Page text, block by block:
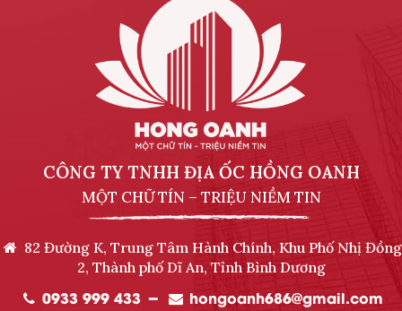
CÔNG TY TNHH ĐỊA ỐC HỒNG OANH
MỘT CHỮ TÍN – TRIỆU NIỀM TIN
82 Đường K, Trung Tâm Hành Chính, Khu Phố Nhị Đồng
2, Thành phố Dĩ An, Tỉnh Bình Dương
0933 999 433 ━ hongoanh686@gmail.com